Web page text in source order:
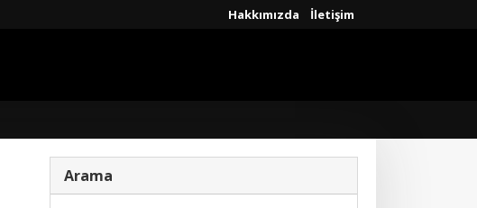
Hakkımızda İletişim
Arama